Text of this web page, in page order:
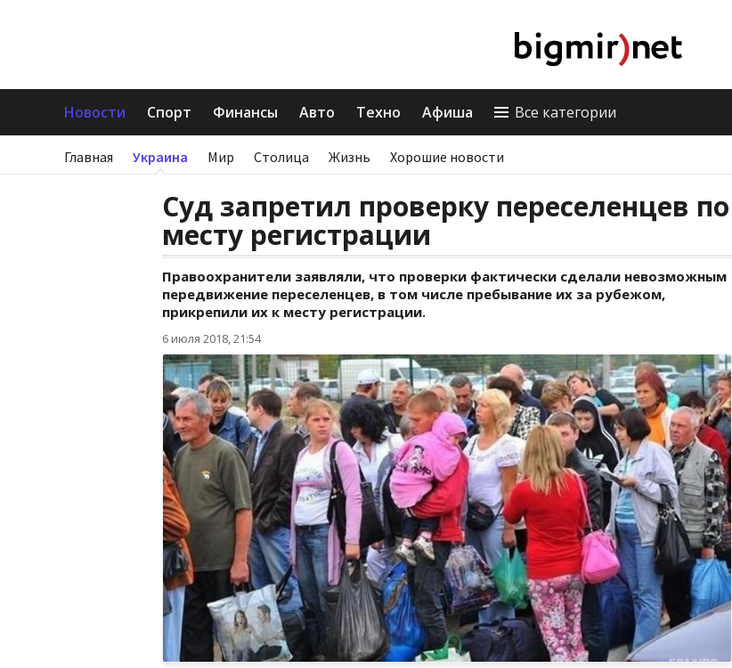
Новости Спорт Финансы Авто Техно Афиша Все категории
Главная Украина Мир Столица Жизнь Хорошие новости
Суд запретил проверку переселенцев по
месту регистрации
Правоохранители заявляли, что проверки фактически сделали невозможным
передвижение переселенцев, в том числе пребывание их за рубежом,
прикрепили их к месту регистрации.
6 июля 2018, 21:54